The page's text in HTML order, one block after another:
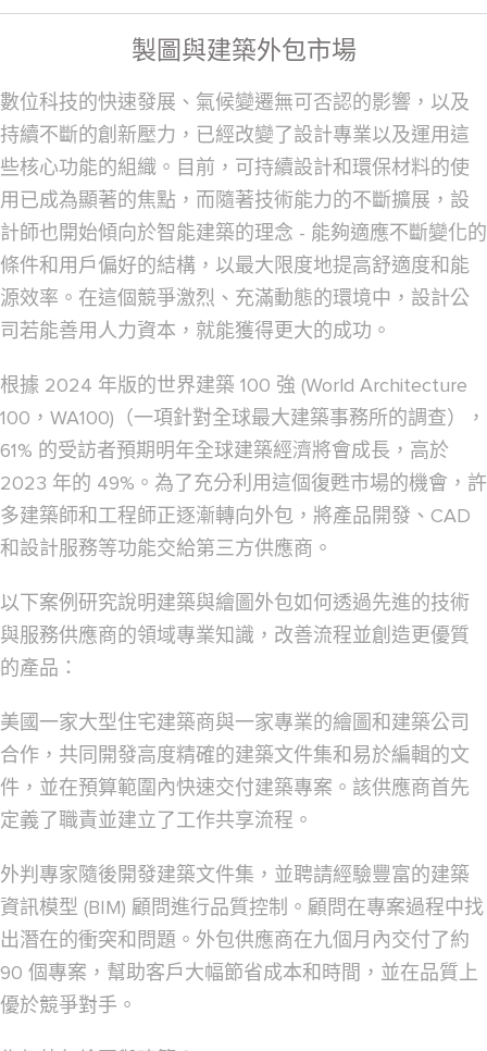
製圖與建築外包市場
數位科技的快速發展、氣候變遷無可否認的影響，以及
持續不斷的創新壓力，已經改變了設計專業以及運用這
些核心功能的組織。目前，可持續設計和環保材料的使
用已成為顯著的焦點，而隨著技術能力的不斷擴展，設
計師也開始傾向於智能建築的理念 - 能夠適應不斷變化的
條件和用戶偏好的結構，以最大限度地提高舒適度和能
源效率。在這個競爭激烈、充滿動態的環境中，設計公
司若能善用人力資本，就能獲得更大的成功。
根據 2024 年版的世界建築 100 強 (World Architecture
100，WA100)（一項針對全球最大建築事務所的調查），
61% 的受訪者預期明年全球建築經濟將會成長，高於
2023 年的 49%。為了充分利用這個復甦市場的機會，許
多建築師和工程師正逐漸轉向外包，將產品開發、CAD
和設計服務等功能交給第三方供應商。
以下案例研究說明建築與繪圖外包如何透過先進的技術
與服務供應商的領域專業知識，改善流程並創造更優質
的產品：
美國一家大型住宅建築商與一家專業的繪圖和建築公司
合作，共同開發高度精確的建築文件集和易於編輯的文
件，並在預算範圍內快速交付建築專案。該供應商首先
定義了職責並建立了工作共享流程。
外判專家隨後開發建築文件集，並聘請經驗豐富的建築
資訊模型 (BIM) 顧問進行品質控制。顧問在專案過程中找
出潛在的衝突和問題。外包供應商在九個月內交付了約
90 個專案，幫助客戶大幅節省成本和時間，並在品質上
優於競爭對手。